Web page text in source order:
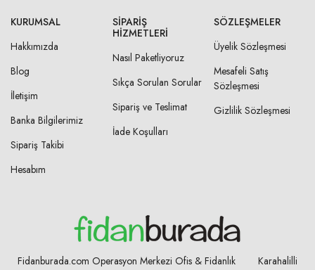
KURUMSAL
Hakkımızda
Blog
İletişim
Banka Bilgilerimiz
Sipariş Takibi
Hesabım
SIPARIŞ
HIZMETLERI
Nasıl Paketliyoruz
Sıkça Sorulan Sorular
Sipariş ve Teslimat
İade Koşulları
SÖZLEŞMELER
Üyelik Sözleşmesi
Mesafeli Satış
Sözleşmesi
Gizlilik Sözleşmesi
Fidanburada.com Operasyon Merkezi Ofis & Fidanlık Karahalilli